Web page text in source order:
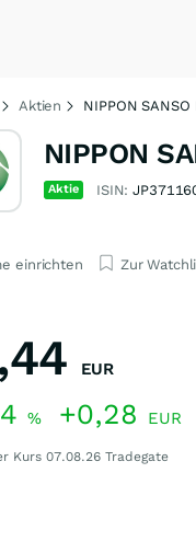
Aktien NIPPON
NIPPON
Aktie ISIN:
einrichten Zur
EUR
% +0,28 EUR
Kurs 07.08.26 Tradegate